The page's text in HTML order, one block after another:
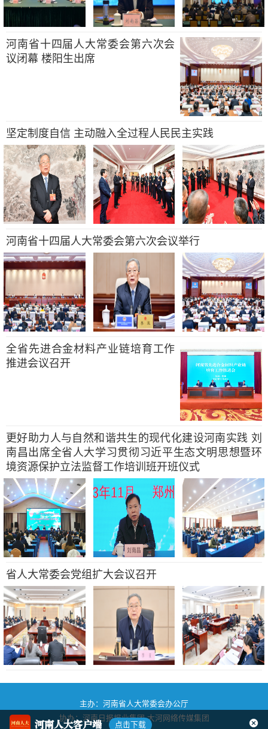
河南省十四届人大常委会第六次会
议闭幕 楼阳生出席
坚定制度自信 主动融入全过程人民民主实践
河南省十四届人大常委会第六次会议举行
全省先进合金材料产业链培育工作
推进会议召开
更好助力人与自然和谐共生的现代化建设河南实践 刘
南昌出席全省人大学习贯彻习近平生态文明思想暨环
境资源保护立法监督工作培训班开班仪式
省人大常委会党组扩大会议召开
主办：河南省人大常委会办公厅
协办：河南日报报业集团大河网络传媒集团
河南人大客户端 点击下载